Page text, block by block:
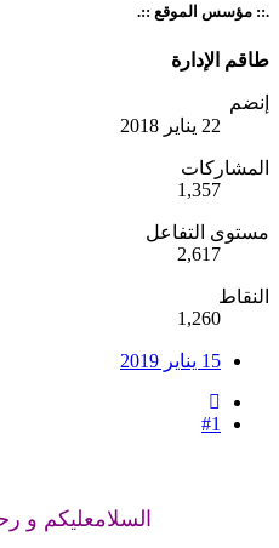
.:: مؤسس الموقع ::.
طاقم الإدارة
إنضم
22 يناير 2018
المشاركات
1,357
مستوى التفاعل
2,617
النقاط
1,260
15 يناير 2019
#1
السلامعليكم و